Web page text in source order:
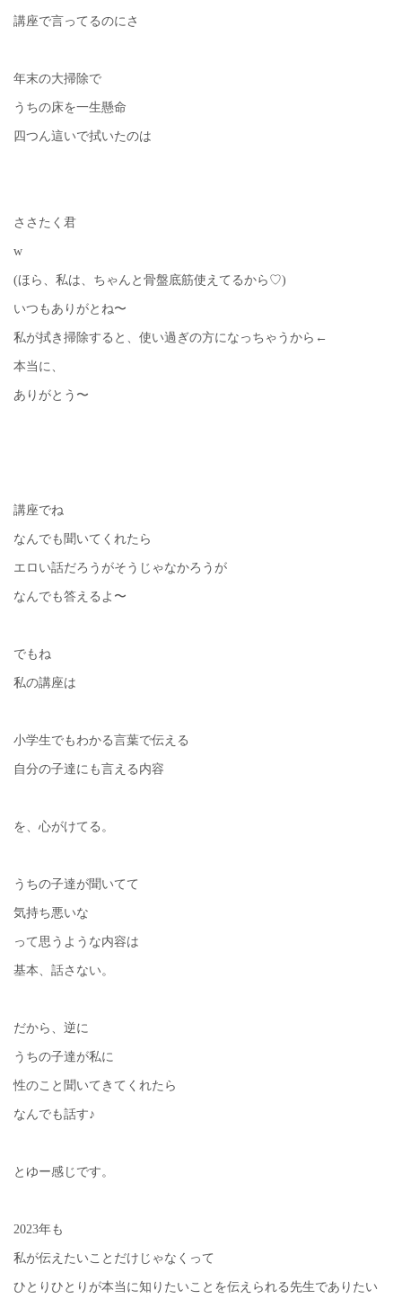
講座で言ってるのにさ
年末の大掃除で
うちの床を一生懸命
四つん這いで拭いたのは
ささたく君
w
(ほら、私は、ちゃんと骨盤底筋使えてるから♡)
いつもありがとね〜
私が拭き掃除すると、使い過ぎの方になっちゃうから←
本当に、
ありがとう〜
講座でね
なんでも聞いてくれたら
エロい話だろうがそうじゃなかろうが
なんでも答えるよ〜
でもね
私の講座は
小学生でもわかる言葉で伝える
自分の子達にも言える内容
を、心がけてる。
うちの子達が聞いてて
気持ち悪いな
って思うような内容は
基本、話さない。
だから、逆に
うちの子達が私に
性のこと聞いてきてくれたら
なんでも話す♪
とゆー感じです。
2023年も
私が伝えたいことだけじゃなくって
ひとりひとりが本当に知りたいことを伝えられる先生でありたい